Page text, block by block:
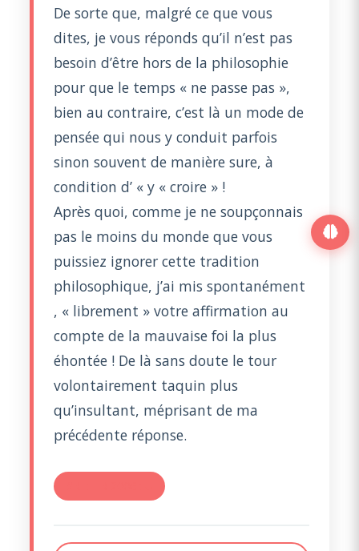
De sorte que, malgré ce que vous
dites, je vous réponds qu’il n’est pas
besoin d’être hors de la philosophie
pour que le temps « ne passe pas »,
bien au contraire, c’est là un mode de
pensée qui nous y conduit parfois
sinon souvent de manière sure, à
condition d’ « y « croire » !
Après quoi, comme je ne soupçonnais
pas le moins du monde que vous
puissiez ignorer cette tradition
philosophique, j’ai mis spontanément
, « librement » votre affirmation au
compte de la mauvaise foi la plus
éhontée ! De là sans doute le tour
volontairement taquin plus
qu’insultant, méprisant de ma
précédente réponse.